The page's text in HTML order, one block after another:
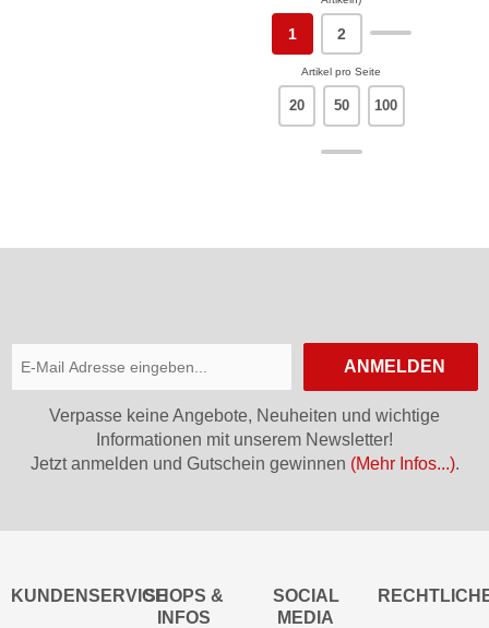
1 2
Artikel pro Seite
20 50 100
ANMELDEN
Verpasse keine Angebote, Neuheiten und wichtige
Informationen mit unserem Newsletter!
Jetzt anmelden und Gutschein gewinnen (Mehr Infos...).
KUNDENSERVICESHOPS &
INFOS
SOCIAL
MEDIA